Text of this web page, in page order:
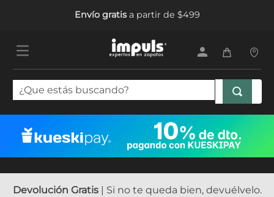
Envío gratisa partir de $499
¿Que estás buscando?
Devolución Gratis| Si no te queda bien, devuélvelo.
1.
tenis mujer
tenis hombre